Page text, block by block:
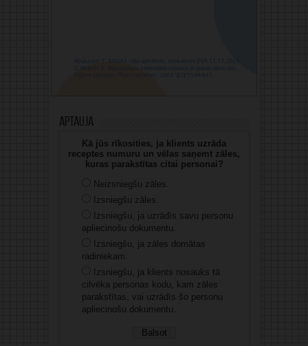
Aptauja
Kā jūs rīkosities, ja klients uzrāda
receptes numuru un vēlas saņemt zāles,
kuras parakstītas citai personai?
Neizsniegšu zāles.
Izsniegšu zāles.
Izsniegšu, ja uzrādīs savu personu
apliecinošu dokumentu.
Izsniegšu, ja zāles domātas
radiniekam.
Izsniegšu, ja klients nosauks tā
cilvēka personas kodu, kam zāles
parakstītas, vai uzrādīs šo personu
apliecinošu dokumentu.